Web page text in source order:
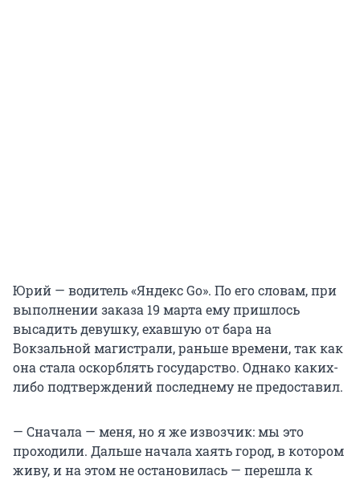
Юрий — водитель «Яндекс Go». По его словам, при
выполнении заказа 19 марта ему пришлось
высадить девушку, ехавшую от бара на
Вокзальной магистрали, раньше времени, так как
она стала оскорблять государство. Однако каких-
либо подтверждений последнему не предоставил.
— Сначала — меня, но я же извозчик: мы это
проходили. Дальше начала хаять город, в котором
живу, и на этом не остановилась — перешла к